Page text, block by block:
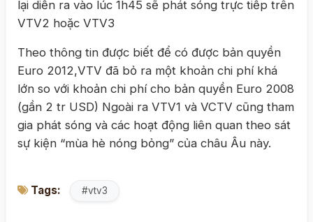
lại diễn ra vào lúc 1h45 sẽ phát sóng trực tiếp trên
VTV2 hoặc VTV3
Theo thông tin được biết để có được bản quyền
Euro 2012,VTV đã bỏ ra một khoản chi phí khá
lớn so với khoản chi phí cho bản quyền Euro 2008
(gần 2 tr USD) Ngoài ra VTV1 và VCTV cũng tham
gia phát sóng và các hoạt động liên quan theo sát
sự kiện “mùa hè nóng bỏng” của châu Âu này.
Tags: #vtv3